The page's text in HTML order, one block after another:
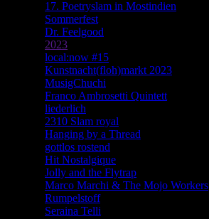
17. Poetryslam in Mostindien
Sommerfest
Dr. Feelgood
2023
local:now #15
Kunstnacht(floh)markt 2023
MusigChuchi
Franco Ambrosetti Quintett
liederlich
2310 Slam royal
Hanging by a Thread
gottlos rostend
Hit Nostalgique
Jolly and the Flytrap
Marco Marchi & The Mojo Workers
Rumpelstoff
Seraina Telli